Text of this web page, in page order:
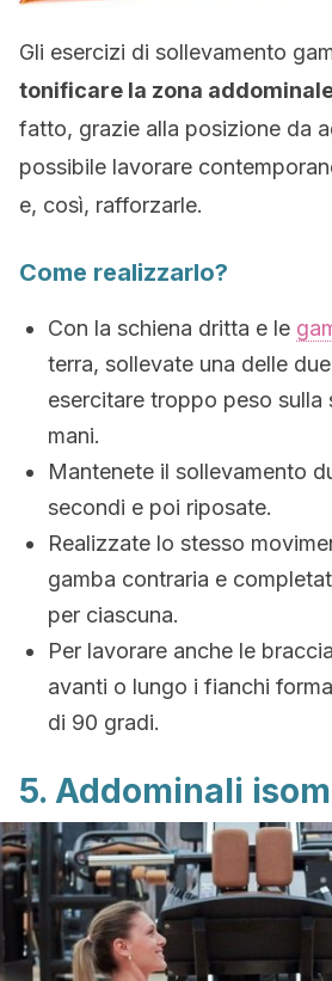
Gli esercizi di sollevamento
tonificare la zona
fatto, grazie alla posizione da
possibile lavorare
e, così, rafforzarle.
Come realizzarlo?
Con la schiena dritta e le
terra, sollevate una delle
esercitare troppo peso sulla
mani.
Mantenete il sollevamento
secondi e poi riposate.
Realizzate lo stesso
gamba contraria e
per ciascuna.
Per lavorare anche le
avanti o lungo i fianchi
di 90 gradi.
5. Addominali